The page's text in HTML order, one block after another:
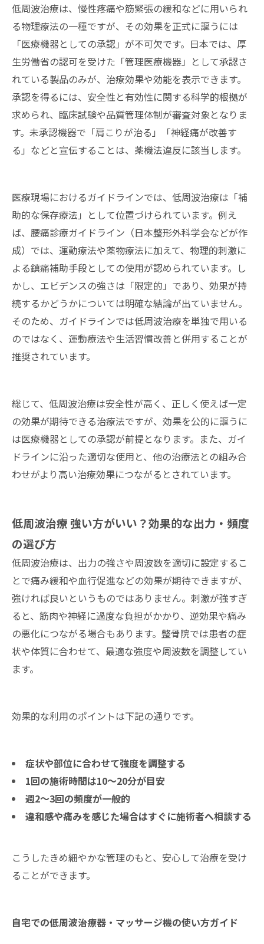
低周波治療は、慢性疼痛や筋緊張の緩和などに用いられ
る物理療法の一種ですが、その効果を正式に謳うには
「医療機器としての承認」が不可欠です。日本では、厚
生労働省の認可を受けた「管理医療機器」として承認さ
れている製品のみが、治療効果や効能を表示できます。
承認を得るには、安全性と有効性に関する科学的根拠が
求められ、臨床試験や品質管理体制が審査対象となりま
す。未承認機器で「肩こりが治る」「神経痛が改善す
る」などと宣伝することは、薬機法違反に該当します。
医療現場におけるガイドラインでは、低周波治療は「補
助的な保存療法」として位置づけられています。例え
ば、腰痛診療ガイドライン（日本整形外科学会などが作
成）では、運動療法や薬物療法に加えて、物理的刺激に
よる鎮痛補助手段としての使用が認められています。し
かし、エビデンスの強さは「限定的」であり、効果が持
続するかどうかについては明確な結論が出ていません。
そのため、ガイドラインでは低周波治療を単独で用いる
のではなく、運動療法や生活習慣改善と併用することが
推奨されています。
総じて、低周波治療は安全性が高く、正しく使えば一定
の効果が期待できる治療法ですが、効果を公的に謳うに
は医療機器としての承認が前提となります。また、ガイ
ドラインに沿った適切な使用と、他の治療法との組み合
わせがより高い治療効果につながるとされています。
低周波治療 強い方がいい？効果的な出力・頻度
の選び方
低周波治療は、出力の強さや周波数を適切に設定するこ
とで痛み緩和や血行促進などの効果が期待できますが、
強ければ良いというものではありません。刺激が強すぎ
ると、筋肉や神経に過度な負担がかかり、逆効果や痛み
の悪化につながる場合もあります。整骨院では患者の症
状や体質に合わせて、最適な強度や周波数を調整してい
ます。
効果的な利用のポイントは下記の通りです。
症状や部位に合わせて強度を調整する
1回の施術時間は10〜20分が目安
週2〜3回の頻度が一般的
違和感や痛みを感じた場合はすぐに施術者へ相談する
こうしたきめ細やかな管理のもと、安心して治療を受け
ることができます。
自宅での低周波治療器・マッサージ機の使い方ガイド